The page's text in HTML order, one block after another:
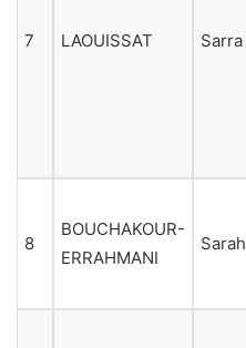
7 LAOUISSAT Sarra
8
BOUCHAKOUR-
ERRAHMANI
Sarah